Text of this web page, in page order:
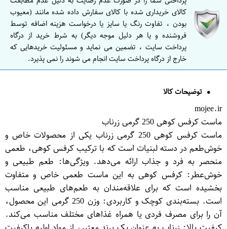
کالای خریداری شده با کالای سفارش داده شده مانند (معیوب
بودن ، تفاوت رنگ یا سایز یا درخواست هزینه اضافه توسط
فروشنده و یا هر دلیل موجه دیگر) به شرط خرید از درگاه
پرداخت سایت ، تضمین می نماید و مسئولیت خریدهایی که
خارج از درگاه پرداخت سایت انجام می شوند را نمی پذیرد.
توضیحات کالا
mojee.ir
ماست کرفس کوهی 250 گرمی زرناب
ماست کرفس کوهی 250 گرمی زرناب یکی از محصولات خاص و
خوش‌طعم در دسته لبنیات است که با ترکیب کرفس کوهی، طعمی
منحصر به فرد و جذاب ارائه می‌دهد. ویژگی‌ها: طعم طبیعی و
خوش‌عطر: کرفس کوهی به این ماست طعمی خاص و متفاوت
بخشیده است که برای علاقه‌مندان به طعم‌های طبیعی مناسب
است. بسته‌بندی کوچک و کاربردی: وزن 250 گرمی این محصول،
آن را برای مصرف فردی یا همراه غذاهای مختلف مناسب می‌کند.